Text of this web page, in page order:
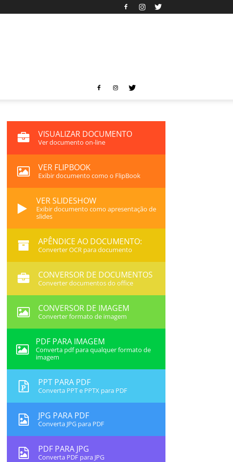
VISUALIZAR DOCUMENTO
Ver documento on-line
VER FLIPBOOK
Exibir documento como o FlipBook
VER SLIDESHOW
Exibir documento como apresentação de
slides
APÊNDICE AO DOCUMENTO:
Converter OCR para documento
CONVERSOR DE DOCUMENTOS
Converter documentos do office
CONVERSOR DE IMAGEM
Converter formato de imagem
PDF PARA IMAGEM
Converta pdf para qualquer formato de
imagem
PPT PARA PDF
Converta PPT e PPTX para PDF
JPG PARA PDF
Converta JPG para PDF
PDF PARA JPG
Converta PDF para JPG